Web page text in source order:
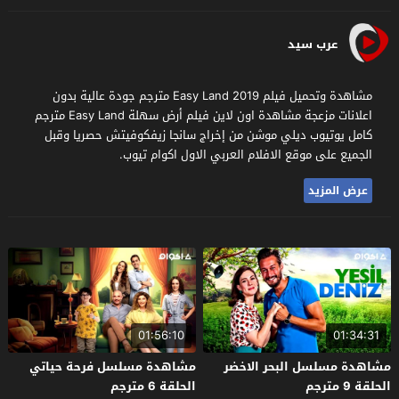
عرب سيد
مشاهدة وتحميل فيلم Easy Land 2019 مترجم جودة عالية بدون
اعلانات مزعجة مشاهدة اون لاين فيلم أرض سهلة Easy Land مترجم
كامل يوتيوب ديلي موشن من إخراج سانجا زيفكوفيتش حصريا وقبل
الجميع على موقع الافلام العربي الاول اكوام تيوب.
عرض المزيد
01:34:31
مشاهدة مسلسل البحر الاخضر
الحلقة 9 مترجم
01:56:10
مشاهدة مسلسل فرحة حياتي
الحلقة 6 مترجم